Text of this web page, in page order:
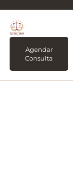
Agendar
Consulta